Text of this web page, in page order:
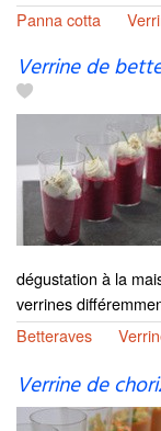
Panna cotta
Verrine de
dégustation à la
verrines
Betteraves
Verrine de